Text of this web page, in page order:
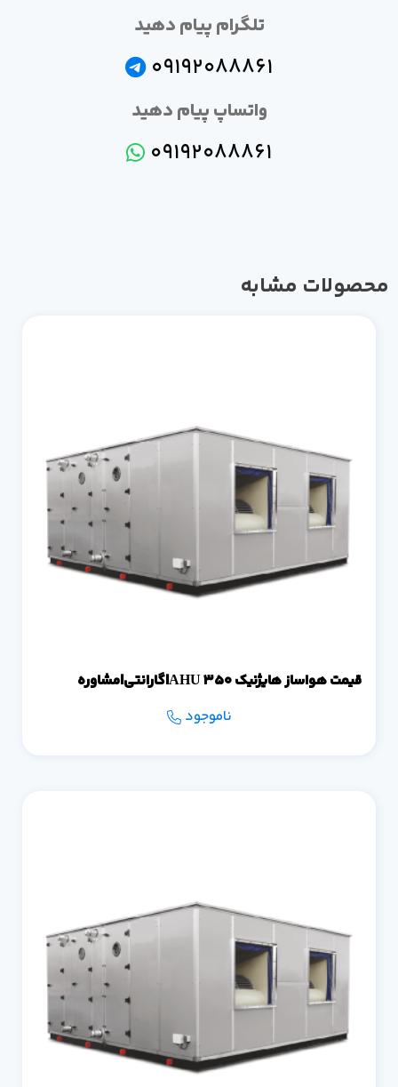
تلگرام پیام دهید
09192088861
واتساپ پیام دهید
09192088861
محصولات مشابه
قیمت هواساز هایژنیک 350 AHU|گارانتی|مشاوره
ناموجود